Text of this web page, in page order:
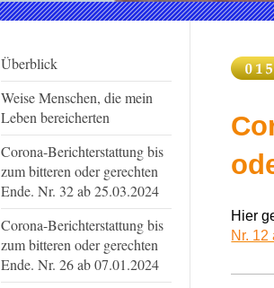
Überblick
Weise Menschen, die mein
Leben bereicherten
Corona-Berichterstattung bis
zum bitteren oder gerechten
Ende. Nr. 32 ab 25.03.2024
Corona-Berichterstattung bis
zum bitteren oder gerechten
Ende. Nr. 26 ab 07.01.2024
Hier
Nr. 12